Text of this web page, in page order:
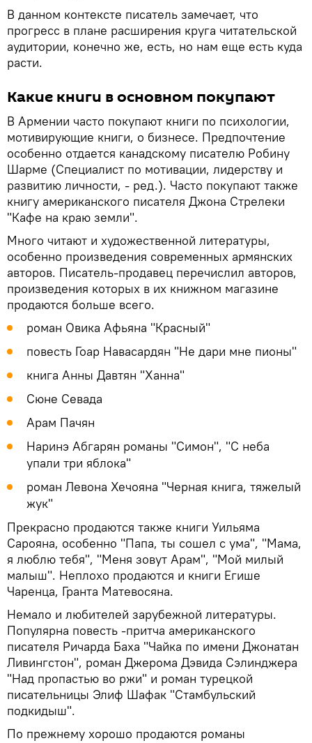
В данном контексте писатель замечает, что
прогресс в плане расширения круга читательской
аудитории, конечно же, есть, но нам еще есть куда
расти.
Какие книги в основном покупают
В Армении часто покупают книги по психологии,
мотивирующие книги, о бизнесе. Предпочтение
особенно отдается канадскому писателю Робину
Шарме (Специалист по мотивации, лидерству и
развитию личности, - ред.). Часто покупают также
книгу американского писателя Джона Стрелеки
"Кафе на краю земли".
Много читают и художественной литературы,
особенно произведения современных армянских
авторов. Писатель-продавец перечислил авторов,
произведения которых в их книжном магазине
продаются больше всего.
роман Овика Афьяна "Красный"
повесть Гоар Навасардян "Не дари мне пионы"
книга Анны Давтян "Ханна"
Сюне Севада
Арам Пачян
Наринэ Абгарян романы "Симон", "С неба
упали три яблока"
роман Левона Хечояна "Черная книга, тяжелый
жук"
Прекрасно продаются также книги Уильяма
Сарояна, особенно "Папа, ты сошел с ума", "Мама,
я люблю тебя", "Меня зовут Арам", "Мой милый
малыш". Неплохо продаются и книги Егише
Чаренца, Гранта Матевосяна.
Немало и любителей зарубежной литературы.
Популярна повесть -притча американского
писателя Ричарда Баха "Чайка по имени Джонатан
Ливингстон", роман Джерома Дэвида Сэлинджера
"Над пропастью во ржи" и роман турецкой
писательницы Элиф Шафак "Стамбульский
подкидыш".
По прежнему хорошо продаются романы